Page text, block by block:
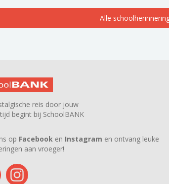
Alle
reis door jouw
begint bij SchoolBANK
op Facebook en Instagram en ontvang leuke
aan vroeger!